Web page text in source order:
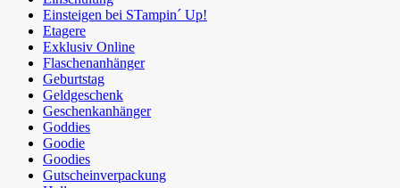
Einsteigen bei STampin´ Up!
Etagere
Exklusiv Online
Flaschenanhänger
Geburtstag
Geldgeschenk
Geschenkanhänger
Goddies
Goodie
Goodies
Gutscheinverpackung